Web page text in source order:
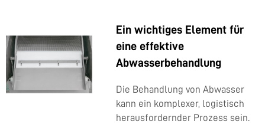
Ein wichtiges Element für
eine effektive
Abwasserbehandlung
Die Behandlung von Abwasser
kann ein komplexer, logistisch
herausfordernder Prozess sein.